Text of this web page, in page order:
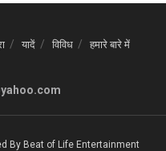
यादें विविध हमारे बारे में
By Beat of Life Entertainment